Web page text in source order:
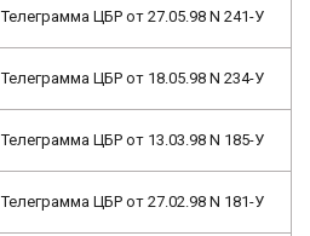
Телеграмма ЦБР от 27.05.98 N 241-У
Телеграмма ЦБР от 18.05.98 N 234-У
Телеграмма ЦБР от 13.03.98 N 185-У
Телеграмма ЦБР от 27.02.98 N 181-У